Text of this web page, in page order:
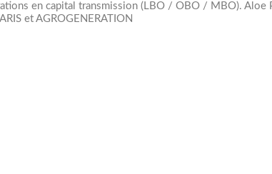
en capital transmission (LBO / OBO / MBO). Aloe
et AGROGENERATION